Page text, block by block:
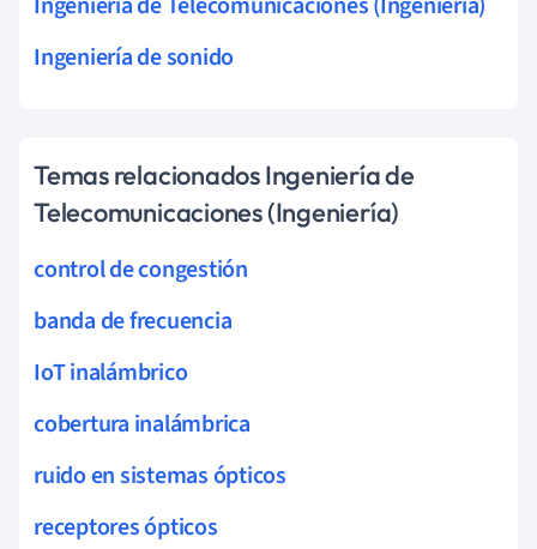
Ingeniería de sonido
Temas relacionados Ingeniería de
Telecomunicaciones (Ingeniería)
control de congestión
banda de frecuencia
IoT inalámbrico
cobertura inalámbrica
ruido en sistemas ópticos
receptores ópticos